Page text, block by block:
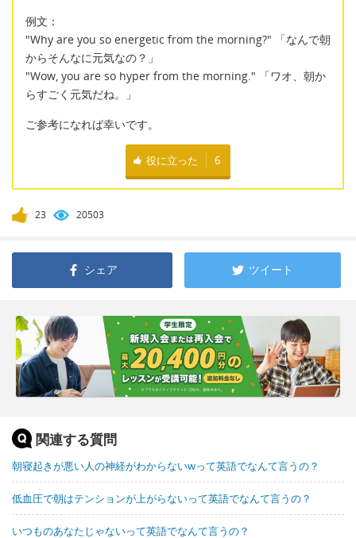
例文：
"Why are you so energetic from the morning?" 「なんで朝
からそんなに元気なの？」
"Wow, you are so hyper from the morning." 「ワオ、朝か
らすごく元気だね。」
ご参考になれば幸いです。
役に立った 6
23 20503
シェア ツイート
関連する質問
朝寝起きが悪い人の神経がわからないwって英語でなんて言うの？
低血圧で朝はテンションが上がらないって英語でなんて言うの？
いつものあなたじゃないって英語でなんて言うの？